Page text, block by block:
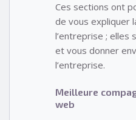
Ces sections ont
de vous expliquer
l’entreprise ; elles
et vous donner
l’entreprise.
Meilleure
web